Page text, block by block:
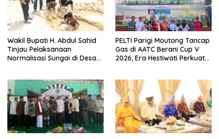
Wakil Bupati H. Abdul Sahid
Tinjau Pelaksanaan
Normalisasi Sungai di Desa
PELTI Parigi Moutong Tancap
Gas di AATC Berani Cup V
2026, Era Hestiwati Perkuat